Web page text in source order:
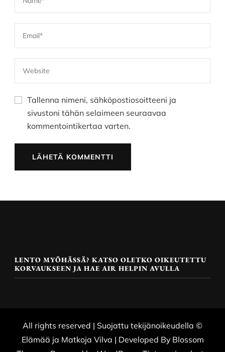
Tallenna nimeni, sähköpostiosoitteeni ja
sivustoni tähän selaimeen seuraavaa
kommentointikertaa varten.
LENTO MYÖHÄSSÄ? KATSO OLETKO OIKEUTETTU
KORVAUKSEEN JA HAE AIR HELPIN AVULLA
All rights reserved | Suojattu tekijänoikeudella ©
Elämää ja Matkoja Vilva | Developed By Blossom